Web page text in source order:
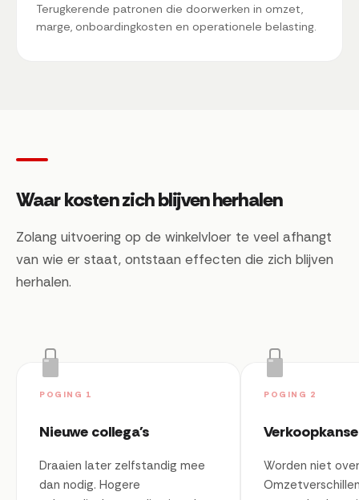
Terugkerende patronen die doorwerken in omzet,
marge, onboardingkosten en operationele belasting.
Waar kosten zich blijven herhalen
Zolang uitvoering op de winkelvloer te veel afhangt
van wie er staat, ontstaan effecten die zich blijven
herhalen.
POGING 1
Nieuwe collega's
Draaien later zelfstandig mee
dan nodig. Hogere
POGING 2
Worden niet